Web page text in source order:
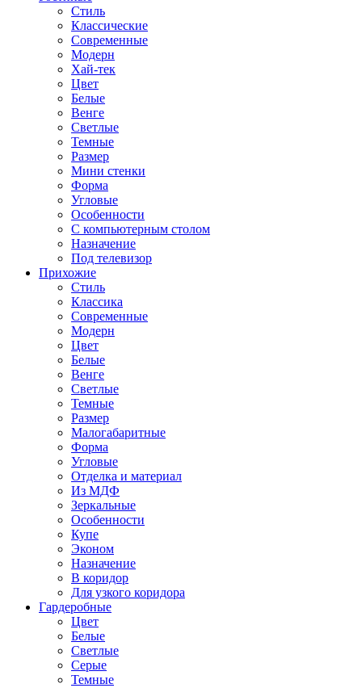
Стиль
Классические
Современные
Модерн
Хай-тек
Цвет
Белые
Венге
Светлые
Темные
Размер
Мини стенки
Форма
Угловые
Особенности
С компьютерным столом
Назначение
Под телевизор
Прихожие
Стиль
Классика
Современные
Модерн
Цвет
Белые
Венге
Светлые
Темные
Размер
Малогабаритные
Форма
Угловые
Отделка и материал
Из МДФ
Зеркальные
Особенности
Купе
Эконом
Назначение
В коридор
Для узкого коридора
Гардеробные
Цвет
Белые
Светлые
Серые
Темные